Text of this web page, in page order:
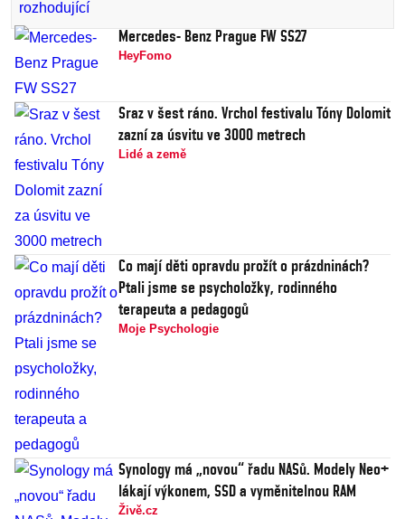
Mercedes- Benz Prague FW SS27
HeyFomo
Sraz v šest ráno. Vrchol festivalu Tóny Dolomit
zazní za úsvitu ve 3000 metrech
Lidé a země
Co mají děti opravdu prožít o prázdninách?
Ptali jsme se psycholožky, rodinného
terapeuta a pedagogů
Moje Psychologie
Synology má „novou“ řadu NASů. Modely Neo+
lákají výkonem, SSD a vyměnitelnou RAM
Živě.cz